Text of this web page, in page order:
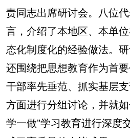
责同志出席研讨会。八位
言，介绍了本地区、本单
态化制度化的经验做法。
还围绕把思想教育作为首
干部率先垂范、抓实基层
方面进行分组讨论，并就
学一做”学习教育进行深度